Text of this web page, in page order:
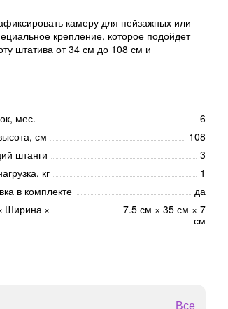
камеру для пейзажных или
крепление, которое подойдет
штатива от 34 см до 108 см и
мес.
6
см
108
штанги
3
кг
1
в комплекте
да
Ширина ×
7.5 см × 35 см × 7
см
Все